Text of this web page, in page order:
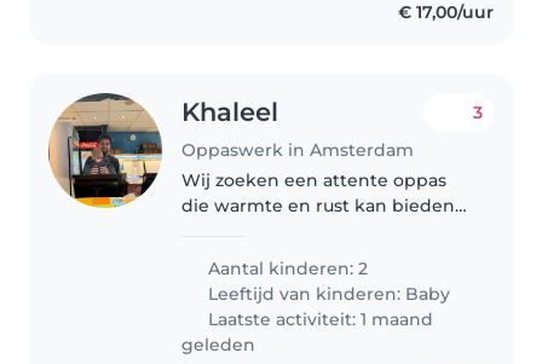
€ 17,00/uur
Khaleel
Oppaswerk in Amsterdam
3
Wij zoeken een attente oppas
die warmte en rust kan bieden
Je bent comfortabel met koken
en huishoudelijke taken, en kunt
het goed vinden met onze..
Aantal kinderen: 2
Leeftijd van kinderen: Baby
Laatste activiteit: 1 maand
geleden